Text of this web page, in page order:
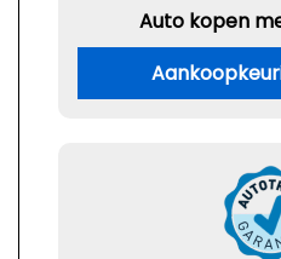
Auto kopen